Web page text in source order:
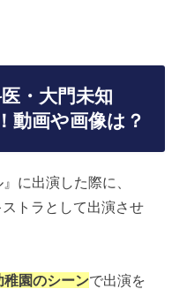
・大門未知
動画や画像は？
に出演した際に、
ストラとして出演させ
稚園のシーンで出演を